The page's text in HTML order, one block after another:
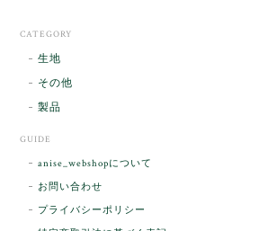
CATEGORY
生地
その他
製品
GUIDE
anise_webshopについて
お問い合わせ
プライバシーポリシー